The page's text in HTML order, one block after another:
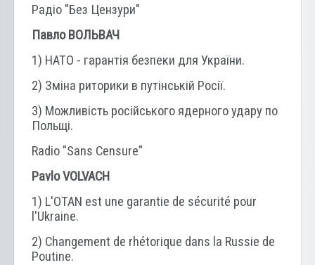
Радіо "Без Цензури"
Павло ВОЛЬВАЧ
1) НАТО - гарантія безпеки для України.
2) Зміна риторики в путінській Росії.
3) Можливість російського ядерного удару по
Польщі.
Radio "Sans Censure"
Pavlo VOLVACH
1) L'OTAN est une garantie de sécurité pour
l'Ukraine.
2) Changement de rhétorique dans la Russie de
Poutine.